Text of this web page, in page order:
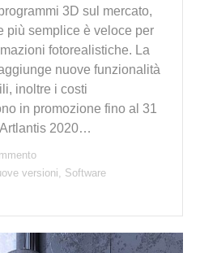
3D sul mercato,
più semplice è veloce per
fotorealistiche. La
nuove funzionalità
inoltre i costi
in promozione fino al 31
2020…
versioni, Software